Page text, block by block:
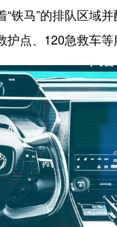
铁马”的排队区域
点、120急救车等